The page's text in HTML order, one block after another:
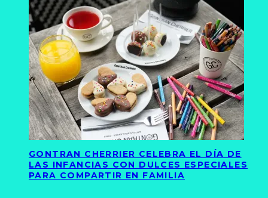
GONTRAN CHERRIER CELEBRA EL DÍA DE
LAS INFANCIAS CON DULCES ESPECIALES
PARA COMPARTIR EN FAMILIA